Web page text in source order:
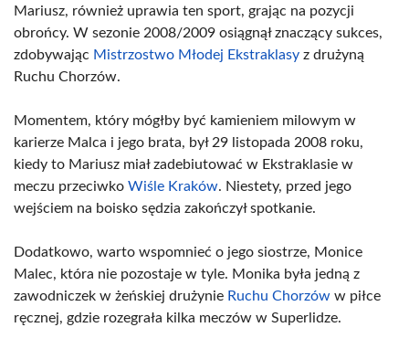
Mariusz, również uprawia ten sport, grając na pozycji
obrońcy. W sezonie 2008/2009 osiągnął znaczący sukces,
zdobywając Mistrzostwo Młodej Ekstraklasy z drużyną
Ruchu Chorzów.
Momentem, który mógłby być kamieniem milowym w
karierze Malca i jego brata, był 29 listopada 2008 roku,
kiedy to Mariusz miał zadebiutować w Ekstraklasie w
meczu przeciwko Wiśle Kraków. Niestety, przed jego
wejściem na boisko sędzia zakończył spotkanie.
Dodatkowo, warto wspomnieć o jego siostrze, Monice
Malec, która nie pozostaje w tyle. Monika była jedną z
zawodniczek w żeńskiej drużynie Ruchu Chorzów w piłce
ręcznej, gdzie rozegrała kilka meczów w Superlidze.